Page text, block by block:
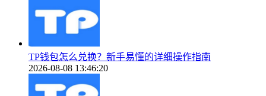
TP钱包怎么兑换？新手易懂的详细操作指南
2026-08-08 13:46:20